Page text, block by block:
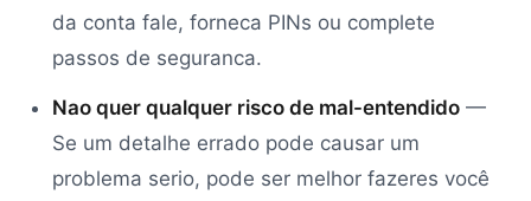
da conta fale, forneca PINs ou complete
passos de seguranca.
Nao quer qualquer risco de mal-entendido —
Se um detalhe errado pode causar um
problema serio, pode ser melhor fazeres você